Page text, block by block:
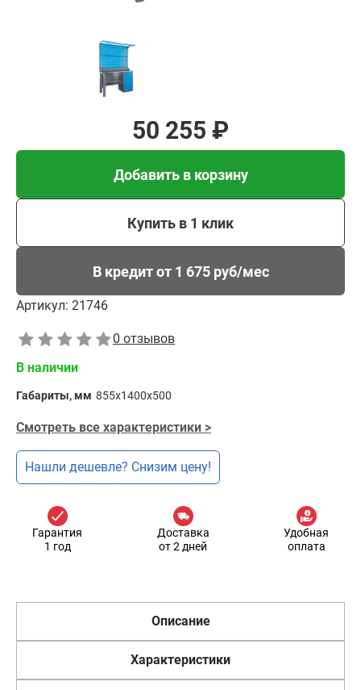
50 255 ₽
Добавить в корзину
Купить в 1 клик
В кредит от 1 675 руб/мес
Артикул: 21746
0 отзывов
В наличии
Габариты, мм 855x1400x500
Смотреть все характеристики >
Нашли дешевле? Снизим цену!
Гарантия
1 год
Доставка
от 2 дней
Удобная
оплата
Описание
Характеристики
мес